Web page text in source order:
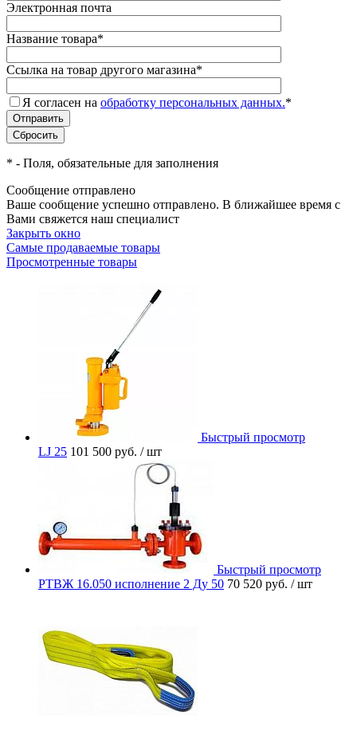
Электронная почта
Название товара*
Ссылка на товар другого магазина*
Я согласен на обработку персональных данных.*
* - Поля, обязательные для заполнения
Сообщение отправлено
Ваше сообщение успешно отправлено. В ближайшее время с
Вами свяжется наш специалист
Закрыть окно
Самые продаваемые товары
Просмотренные товары
Быстрый просмотр
LJ 25 101 500 руб. / шт
Быстрый просмотр
РТВЖ 16.050 исполнение 2 Ду 50 70 520 руб. / шт